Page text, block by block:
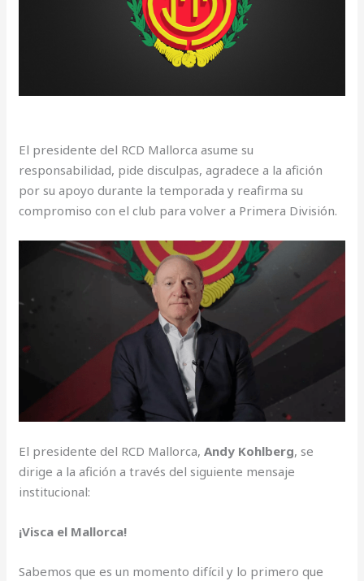
El presidente del RCD Mallorca asume su
responsabilidad, pide disculpas, agradece a la afición
por su apoyo durante la temporada y reafirma su
compromiso con el club para volver a Primera División.
El presidente del RCD Mallorca,Andy Kohlberg, se
dirige a la afición a través del siguiente mensaje
institucional:
¡Visca el Mallorca!
Sabemos que es un momento difícil y lo primero que